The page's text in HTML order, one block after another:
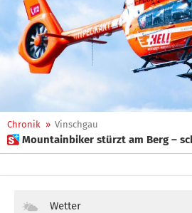
Chronik » Vinschgau
 Mountainbiker stürzt am Berg –
Wetter